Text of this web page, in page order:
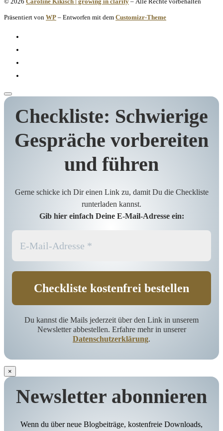
Präsentiert von WP – Entworfen mit dem Customizr-Theme
Checkliste: Schwierige
Gespräche vorbereiten
und führen
Gerne schicke ich Dir einen Link zu, damit Du die Checkliste
runterladen kannst.
Gib hier einfach Deine E-Mail-Adresse ein:
Du kannst die Mails jederzeit über den Link in unserem
Newsletter abbestellen. Erfahre mehr in unserer
Datenschutzerklärung.
×
Newsletter abonnieren
Wenn du über neue Blogbeiträge, kostenfreie Downloads,